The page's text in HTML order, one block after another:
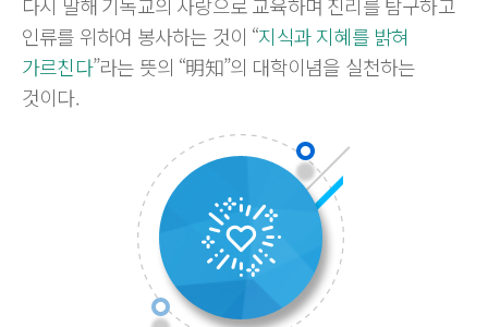
인류를 위하여 봉사하는 것이 “지식과 지혜를 밝혀
가르친다”라는 뜻의 “明知”의 대학이념을 실천하는
것이다.